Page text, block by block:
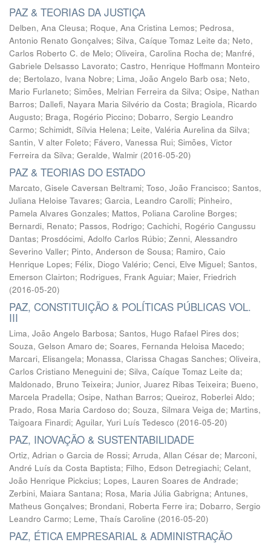
PAZ & TEORIAS DA JUSTIÇA
Delben, Ana Cleusa; Roque, Ana Cristina Lemos; Pedrosa,
Antonio Renato Gonçalves; Silva, Caíque Tomaz Leite da; Neto,
Carlos Roberto C. de Melo; Oliveira, Carolina Rocha de; Manfré,
Gabriele Delsasso Lavorato; Castro, Henrique Hoffmann Monteiro
de; Bertolazo, Ivana Nobre; Lima, João Angelo Barb osa; Neto,
Mario Furlaneto; Simões, Melrian Ferreira da Silva; Osipe, Nathan
Barros; Dallefi, Nayara Maria Silvério da Costa; Bragiola, Ricardo
Augusto; Braga, Rogério Piccino; Dobarro, Sergio Leandro
Carmo; Schimidt, Sílvia Helena; Leite, Valéria Aurelina da Silva;
Santin, V alter Foleto; Fávero, Vanessa Rui; Simões, Victor
Ferreira da Silva; Geralde, Walmir (2016-05-20)
PAZ & TEORIAS DO ESTADO
Marcato, Gisele Caversan Beltrami; Toso, João Francisco; Santos,
Juliana Heloise Tavares; Garcia, Leandro Carolli; Pinheiro,
Pamela Alvares Gonzales; Mattos, Poliana Caroline Borges;
Bernardi, Renato; Passos, Rodrigo; Cachichi, Rogério Cangussu
Dantas; Prosdócimi, Adolfo Carlos Rúbio; Zenni, Alessandro
Severino Valler; Pinto, Anderson de Sousa; Ramiro, Caio
Henrique Lopes; Félix, Diogo Valério; Cenci, Elve Miguel; Santos,
Emerson Clairton; Rodrigues, Frank Aguiar; Maier, Friedrich
(2016-05-20)
PAZ, CONSTITUIÇÃO & POLÍTICAS PÚBLICAS VOL.
III
Lima, João Angelo Barbosa; Santos, Hugo Rafael Pires dos;
Souza, Gelson Amaro de; Soares, Fernanda Heloisa Macedo;
Marcari, Elisangela; Monassa, Clarissa Chagas Sanches; Oliveira,
Carlos Cristiano Meneguini de; Silva, Caíque Tomaz Leite da;
Maldonado, Bruno Teixeira; Junior, Juarez Ribas Teixeira; Bueno,
Marcela Pradella; Osipe, Nathan Barros; Queiroz, Roberlei Aldo;
Prado, Rosa Maria Cardoso do; Souza, Silmara Veiga de; Martins,
Taigoara Finardi; Aguilar, Yuri Luís Tedesco (2016-05-20)
PAZ, INOVAÇÃO & SUSTENTABILIDADE
Ortiz, Adrian o Garcia de Rossi; Arruda, Allan César de; Marconi,
André Luís da Costa Baptista; Filho, Edson Detregiachi; Celant,
João Henrique Pickcius; Lopes, Lauren Soares de Andrade;
Zerbini, Maiara Santana; Rosa, Maria Júlia Gabrigna; Antunes,
Matheus Gonçalves; Brondani, Roberta Ferre ira; Dobarro, Sergio
Leandro Carmo; Leme, Thaís Caroline (2016-05-20)
PAZ, ÉTICA EMPRESARIAL & ADMINISTRAÇÃO